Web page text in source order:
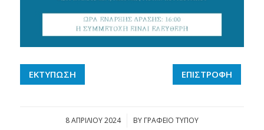
ΕΚΤΥΠΩΣΗ ΕΠΙΣΤΡΟΦΗ
8 ΑΠΡΙΛΊΟΥ 2024
/ BY ΓΡΑΦΕΙΟ ΤΥΠΟΥ